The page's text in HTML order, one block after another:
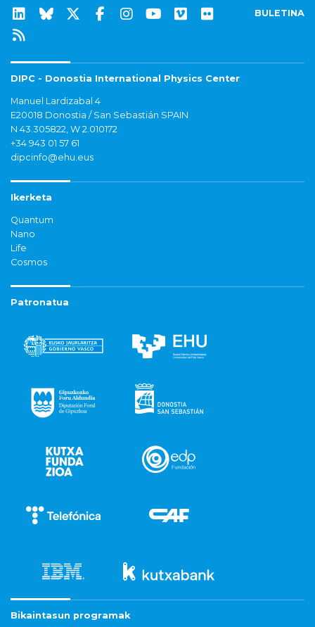
BULETINA
DIPC - Donostia International Physics Center
Manuel Lardizabal 4
E20018 Donostia / San Sebastián SPAIN
N 43.305822, W 2.010172
+34 943 01 57 61
dipcinfo@ehu.eus
Ikerketa
Quantum
Nano
Life
Cosmos
Patronatua
Bikaintasun programak